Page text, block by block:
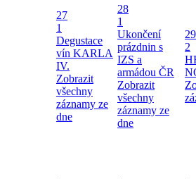
27
1
Degustace
vín KARLA
IV.
Zobrazit
všechny
záznamy ze
dne
28
1
Ukončení
prázdnin s
IZS a
armádou ČR
Zobrazit
všechny
záznamy ze
dne
29
2